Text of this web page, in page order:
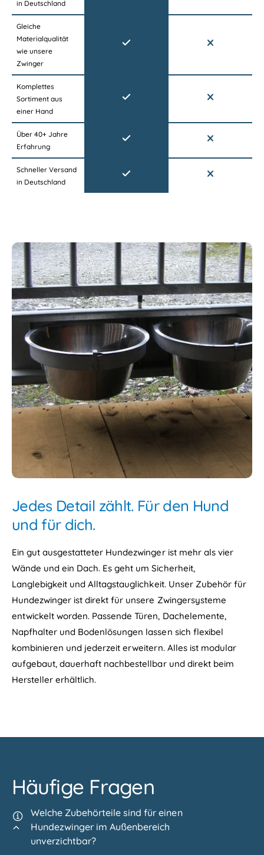
in Deutschland
Gleiche
Materialqualität
wie unsere
Zwinger
Komplettes
Sortiment aus
einer Hand
Über 40+ Jahre
Erfahrung
Schneller Versand
in Deutschland
Jedes Detail zählt. Für den Hund
und für dich.
Ein gut ausgestatteter Hundezwinger ist mehr als vier
Wände und ein Dach. Es geht um Sicherheit,
Langlebigkeit und Alltagstauglichkeit. Unser Zubehör für
Hundezwinger ist direkt für unsere Zwingersysteme
entwickelt worden. Passende Türen, Dachelemente,
Napfhalter und Bodenlösungen lassen sich flexibel
kombinieren und jederzeit erweitern. Alles ist modular
aufgebaut, dauerhaft nachbestellbar und direkt beim
Hersteller erhältlich.
Häufige Fragen
Welche Zubehörteile sind für einen
Hundezwinger im Außenbereich
unverzichtbar?